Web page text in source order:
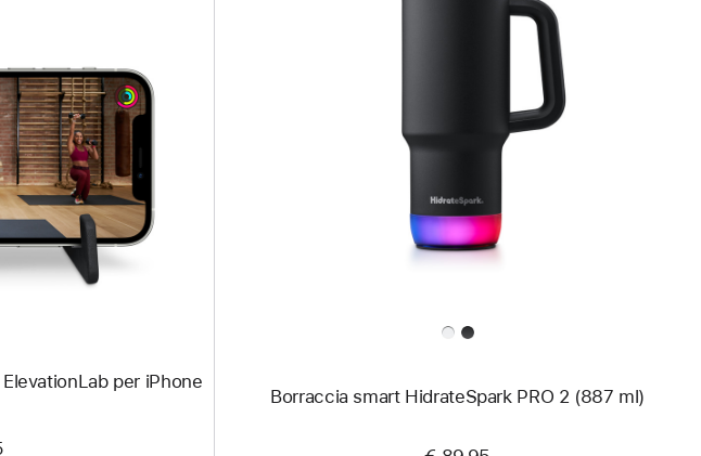
per iPhone
smart
HidrateSpark
(887 ml)
Borraccia smart HidrateSpark PRO 2 (887 ml)